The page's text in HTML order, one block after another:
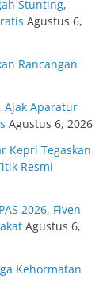
Stunting,
Agustus 6,
Rancangan
Ajak Aparatur
Agustus 6, 2026
Kepri Tegaskan
Resmi
2026, Fiven
Agustus 6,
Kehormatan